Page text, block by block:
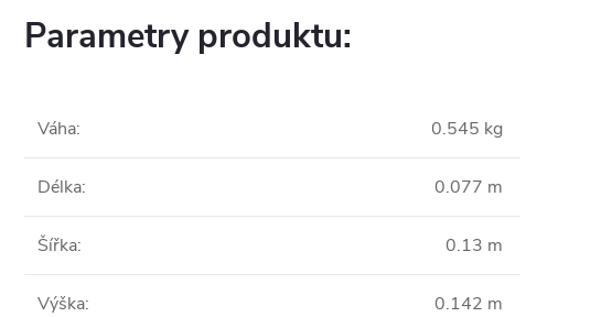
Parametry produktu:
Váha: 0.545 kg
Délka: 0.077 m
Šířka: 0.13 m
Výška: 0.142 m